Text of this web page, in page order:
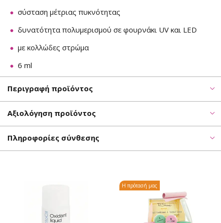
σύσταση μέτριας πυκνότητας
δυνατότητα πολυμερισμού σε φουρνάκι UV και LED
με κολλώδες στρώμα
6 ml
Περιγραφή προϊόντος
Αξιολόγηση προϊόντος
Πληροφορίες σύνθεσης
Η πρότασή μας